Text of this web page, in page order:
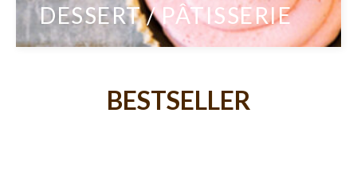
DESSERT / PÂTISSERIE
BESTSELLER